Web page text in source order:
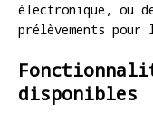
électronique, ou
prélèvements
disponibles